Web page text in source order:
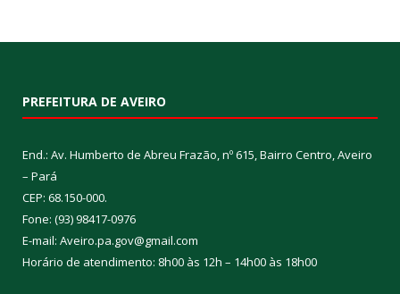
PREFEITURA DE AVEIRO
End.: Av. Humberto de Abreu Frazão, nº 615, Bairro Centro, Aveiro
– Pará
CEP: 68.150-000.
Fone: (93) 98417-0976
E-mail: Aveiro.pa.gov@gmail.com
Horário de atendimento: 8h00 às 12h – 14h00 às 18h00